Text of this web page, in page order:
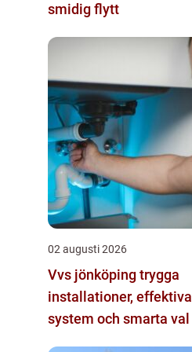
smidig flytt
02 augusti 2026
Vvs jönköping trygga
installationer, effektiva
system och smarta val